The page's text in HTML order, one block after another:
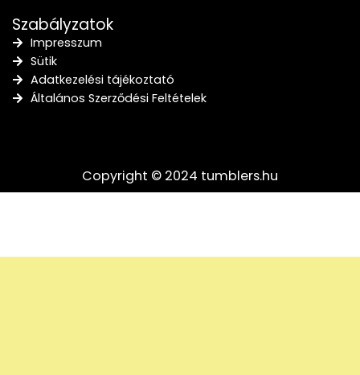
Szabályzatok
Impresszum
Sütik
Adatkezelési tájékoztató
Általános Szerződési Feltételek
Copyright © 2024 tumblers.hu